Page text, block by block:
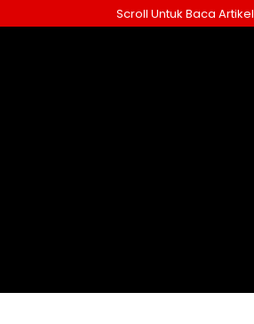
ke
Scroll Untuk Baca Artikel